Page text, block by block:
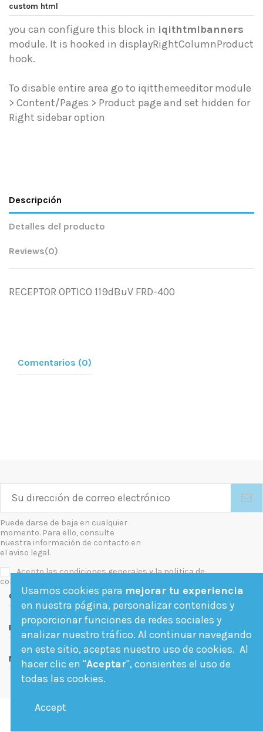
custom html
you can configure this block in iqithtmlbanners
module. It is hooked in displayRightColumnProduct
hook.
To disable entire area go to iqitthemeeditor module
> Content/Pages > Product page and set hidden for
Right sidebar option
Descripción
Detalles del producto
Reviews(0)
RECEPTOR OPTICO 119dBuV FRD-400
Comentarios (0)
Puede darse de baja en cualquier
momento. Para ello, consulte
nuestra información de contacto en
el aviso legal.
Acepto las condiciones generales y la política de
confidencialidad
Contact us
Follow us
Newsletter
Usamos cookies para mejorar tu experiencia
en nuestra página, personalizar contenidos y
proporcionar funciones de redes sociales y
analizar nuestro tráfico. Al continuar navegando
en este sitio, aceptas nuestro uso de cookies. Al
hacer clic en "Aceptar", consientes el uso de
todas las cookies.
Accept